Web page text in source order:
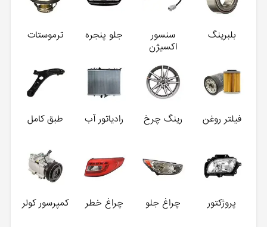
بلبرینگ
سنسور
اکسیژن
جلو پنجره ترموستات
فیلتر روغن رینگ چرخ رادیاتور آب طبق کامل
پروژکتور چراغ جلو چراغ خطر کمپرسور کولر